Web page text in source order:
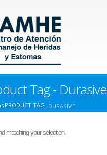
Tag - Durasive
PRODUCT TAG -DURASIVE
matching your selection.